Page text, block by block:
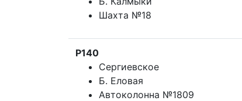
Шахта №18
Р140
Сергиевское
Б. Еловая
Автоколонна №1809